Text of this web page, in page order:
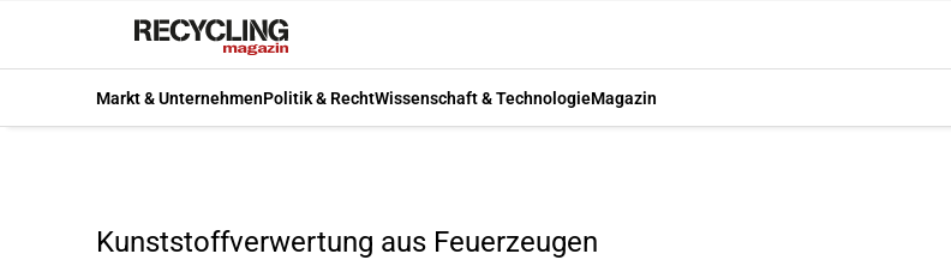
Markt & UnternehmenPolitik & RechtWissenschaft & TechnologieMagazin
Kunststoffverwertung aus Feuerzeugen